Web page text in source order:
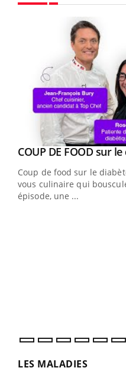
Youtube
COUP DE FOOD sur
Coup de food sur le
vous culinaire qui
épisode, une ...
LES MALADIES